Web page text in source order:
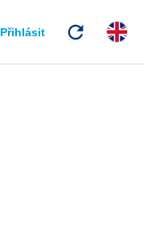
Přihlásit refresh